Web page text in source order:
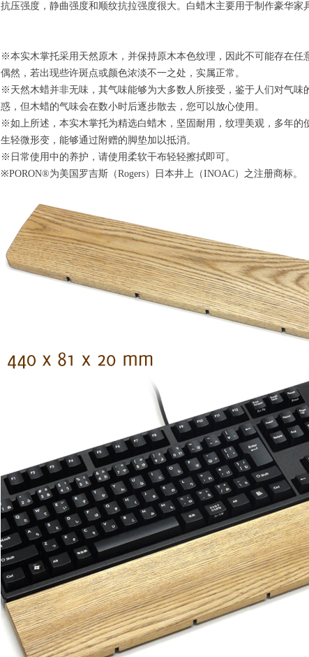
抗压强度，静曲强度和顺纹抗拉强度很大。白蜡木主要用于制作豪华家
※本实木掌托采用天然原木，并保持原木本色纹理，因此不可能存在
偶然，若出现些许斑点或颜色浓淡不一之处，实属正常。
※天然木蜡并非无味，其气味能够为大多数人所接受，鉴于人们对气味
惑，但木蜡的气味会在数小时后逐步散去，您可以放心使用。
※如上所述，本实木掌托为精选白蜡木，坚固耐用，纹理美观，多年
生轻微形变，能够通过附赠的脚垫加以抵消。
※日常使用中的养护，请使用柔软干布轻轻擦拭即可。
※PORON®为美国罗吉斯（Rogers）日本井上（INOAC）之注册商标。